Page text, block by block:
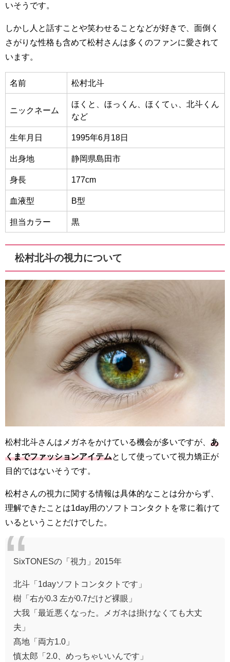
いそうです。
しかし人と話すことや笑わせることなどが好きで、面倒く
さがりな性格も含めて松村さんは多くのファンに愛されて
います。
名前 松村北斗
ニックネーム
ほくと、ほっくん、ほくてぃ、北斗くん
など
生年月日 1995年6月18日
出身地 静岡県島田市
身長 177cm
血液型 B型
担当カラー 黒
松村北斗の視力について
松村北斗さんはメガネをかけている機会が多いですが、 あ
くまでファッションアイテムとして使っていて視力矯正が
目的ではないそうです。
松村さんの視力に関する情報は具体的なことは分からず、
理解できたことは1day用のソフトコンタクトを常に着けて
いるということだけでした。
SixTONESの「視力」2015年
北斗「1dayソフトコンタクトです」
樹「右が0.3 左が0.7だけど裸眼」
大我「最近悪くなった。メガネは掛けなくても大丈
夫」
髙地「両方1.0」
慎太郎「2.0、めっちゃいいんです」